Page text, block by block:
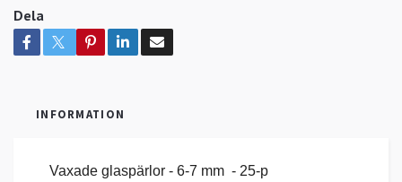
Dela
INFORMATION
Vaxade glaspärlor - 6-7 mm - 25-p